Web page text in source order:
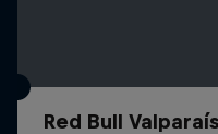
Red Bull